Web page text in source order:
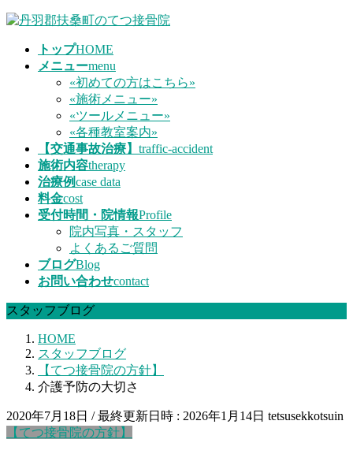
コ
ナ
トップHOME
メニューmenu
«初めての方はこちら»
«施術メニュー»
«ツールメニュー»
«各種教室案内»
【交通事故治療】 traffic-accident
施術内容therapy
治療例case data
料金cost
受付時間・院情報Profile
院内写真・スタッフ
よくあるご質問
ブログBlog
お問い合わせcontact
スタッフブログ
HOME
スタッフブログ
【てつ接骨院の方針】
介護予防の大切さ
2020年7月18日 / 最終更新日時 : 2026年1月14日 tetsusekkotsuin
【てつ接骨院の方針】